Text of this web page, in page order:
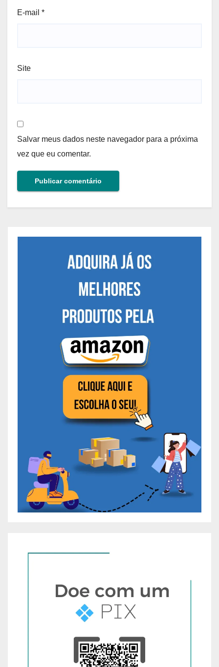
E-mail *
Site
Salvar meus dados neste navegador para a próxima
vez que eu comentar.